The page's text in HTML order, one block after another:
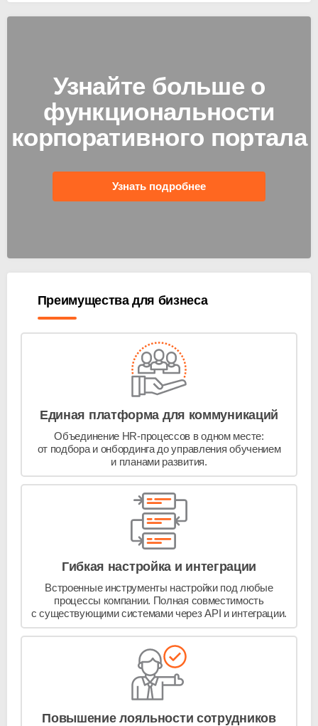
Узнайте больше о
функциональности
корпоративного портала
Узнать подробнее
Преимущества для бизнеса
Единая платформа для коммуникаций
Объединение HR-процессов в одном месте:
от подбора и онбординга до управления обучением
и планами развития.
Гибкая настройка и интеграции
Встроенные инструменты настройки под любые
процессы компании. Полная совместимость
с существующими системами через API и интеграции.
Повышение лояльности сотрудников